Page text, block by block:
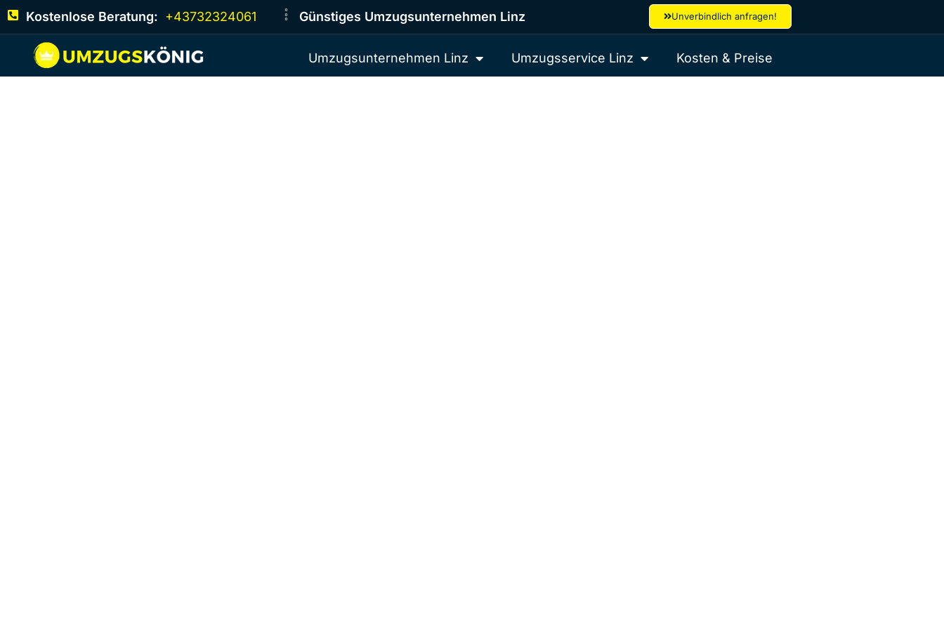
Kostenlose Beratung: +43732324061 Günstiges Umzugsunternehmen Linz Unverbindlich anfragen!
Umzugsunternehmen Linz Umzugsservice Linz Kosten & Preise